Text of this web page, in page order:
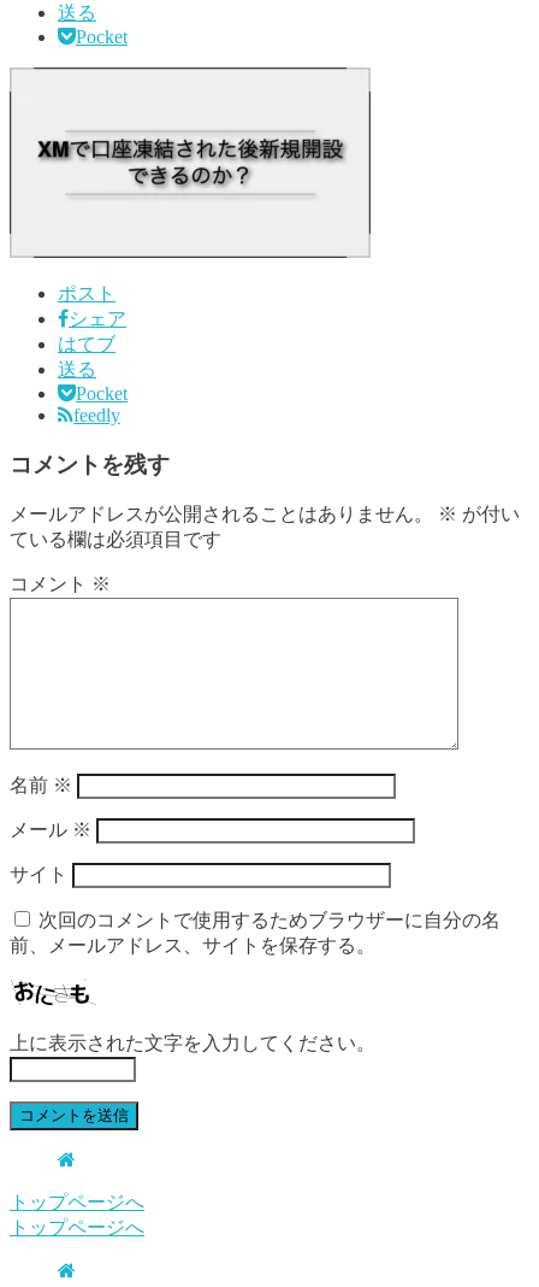
送る
Pocket
ポスト
シェア
はてブ
送る
Pocket
feedly
コメントを残す
メールアドレスが公開されることはありません。 ※ が付い
ている欄は必須項目です
コメント ※
名前 ※
メール ※
サイト
次回のコメントで使用するためブラウザーに自分の名
前、メールアドレス、サイトを保存する。
上に表示された文字を入力してください。
トップページへ
トップページへ